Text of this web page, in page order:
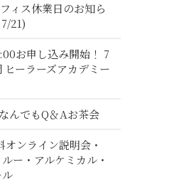
ィス休業日のお知ら
21)
お申し込み開始！ 7
ヒーラーズアカデミー
んでもQ＆Aお茶会
ンライン説明会・
ー・アルケミカル・